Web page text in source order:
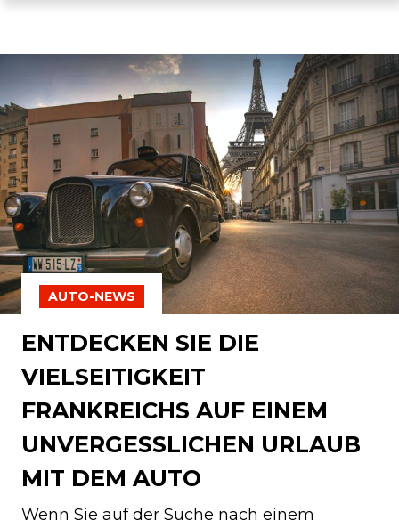
AUTO-NEWS
ENTDECKEN SIE DIE
VIELSEITIGKEIT
FRANKREICHS AUF EINEM
UNVERGESSLICHEN URLAUB
MIT DEM AUTO
Wenn Sie auf der Suche nach einem